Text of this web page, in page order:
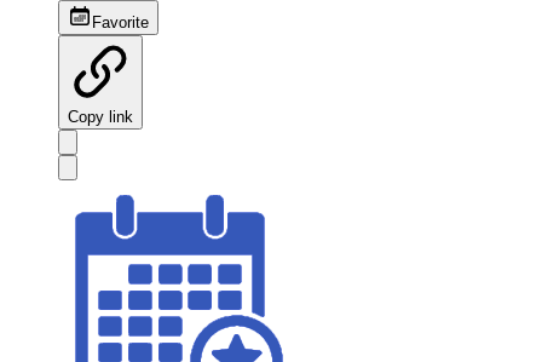
Favorite
Copy link